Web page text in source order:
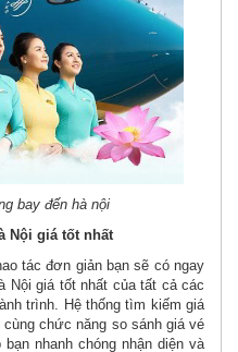
bay đến hà nội
Nội giá tốt nhất
tác đơn giản bạn sẽ có ngay
Nội giá tốt nhất của tất cả các
trình. Hệ thống tìm kiếm giá
chức năng so sánh giá vé
bạn nhanh chóng nhận diện và